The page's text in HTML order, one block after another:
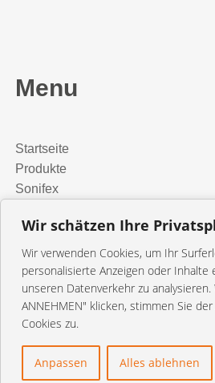
Wir schätzen Ihre
Wir verwenden Cookies, um Ihr
personalisierte Anzeigen oder Inhalte
unseren Datenverkehr zu analysieren.
ANNEHMEN" klicken, stimmen Sie
Cookies zu.
Anpassen Alles ablehnen
Menu
Startseite
Produkte
Sonifex
Presse
orangetec
Kontakt
© 2026 orangetec
Kontakt